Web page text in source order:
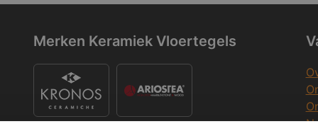
Merken Keramiek Vloertegels